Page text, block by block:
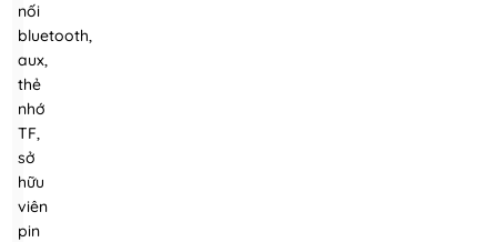
nối
bluetooth,
aux,
thẻ
nhớ
TF,
sở
hữu
viên
pin